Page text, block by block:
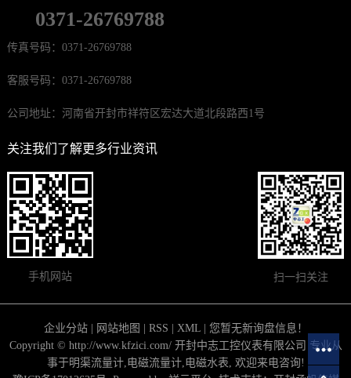
0371-26769788
传真号码：0371-26769788
客服号码：0371-26769788
公司地址：河南省开封市祥符区宏达大道北段路西1号
关注我们了解更多行业资讯
手机网站 扫一扫关注
企业分站| 网站地图 RSS XML| 您暂无新询盘信息！
Copyright © http://www.kfzici.com/ 开封中志工控仪表有限公司 专业从
事于明渠流量计, 电磁流量计, 电磁水表 , 欢迎来电咨询!